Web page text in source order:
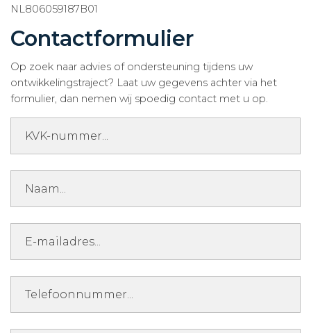
NL806059187B01
Contactformulier
Op zoek naar advies of ondersteuning tijdens uw
ontwikkelingstraject? Laat uw gegevens achter via het
formulier, dan nemen wij spoedig contact met u op.